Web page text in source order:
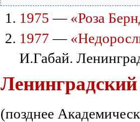
1975 — «Роза
1977 —
И.Габай.
(позднее